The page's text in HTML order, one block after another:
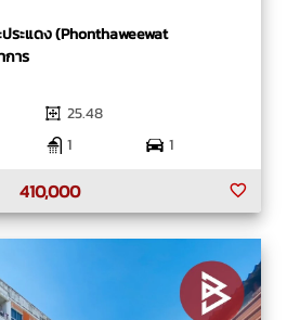
ระแดง (Phonthaweewat
าร
25.48
1
1
410,000